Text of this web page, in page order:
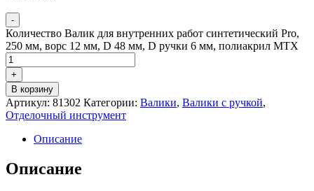
-
Количество Валик для внутренних работ синтетический Pro,
250 мм, ворс 12 мм, D 48 мм, D ручки 6 мм, полиакрил MTX
+
В корзину
Артикул: 81302 Категории: Валики, Валики с ручкой,
Отделочный инструмент
Описание
Описание